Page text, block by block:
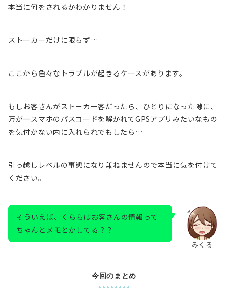
本当に何をされるかわかりません！
ストーカーだけに限らず…
ここから色々なトラブルが起きる ケースがあります。
もしお客さんがストーカー客だったら、ひとりになった隙に、
万が一スマホのパスコードを解かれてGPSアプリみたいなもの
を気付かない内に入れられでもしたら…
引っ越しレベルの事態になり兼ねませんので本当に気を付けて
ください。
みくる
そういえば、くららはお客さんの情報って
ちゃんとメモとかしてる？？
今回のまとめ